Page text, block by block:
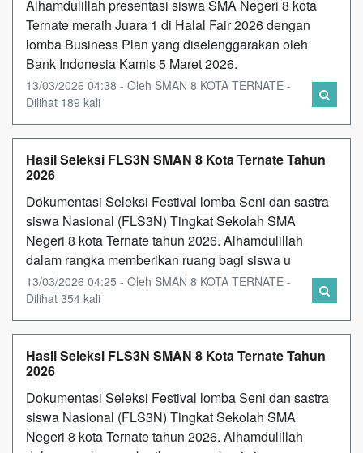
Alhamdulillah presentasi siswa SMA Negeri 8 kota
Ternate meraih Juara 1 di Halal Fair 2026 dengan
lomba Business Plan yang diselenggarakan oleh
Bank Indonesia Kamis 5 Maret 2026.
13/03/2026 04:38 - Oleh SMAN 8 KOTA TERNATE -
Dilihat 189 kali
Hasil Seleksi FLS3N SMAN 8 Kota Ternate Tahun
2026
Dokumentasi Seleksi Festival lomba Seni dan sastra
siswa Nasional (FLS3N) Tingkat Sekolah SMA
Negeri 8 kota Ternate tahun 2026. Alhamdulillah
dalam rangka memberikan ruang bagi siswa u
13/03/2026 04:25 - Oleh SMAN 8 KOTA TERNATE -
Dilihat 354 kali
Hasil Seleksi FLS3N SMAN 8 Kota Ternate Tahun
2026
Dokumentasi Seleksi Festival lomba Seni dan sastra
siswa Nasional (FLS3N) Tingkat Sekolah SMA
Negeri 8 kota Ternate tahun 2026. Alhamdulillah